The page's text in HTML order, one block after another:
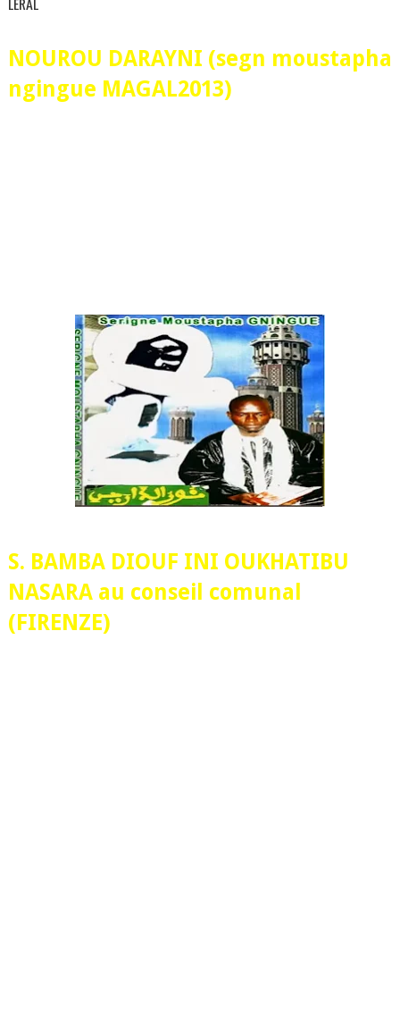
NOUROU DARAYNI (segn moustapha
ngingue MAGAL2013)
S. BAMBA DIOUF INI OUKHATIBU
NASARA au conseil comunal
(FIRENZE)